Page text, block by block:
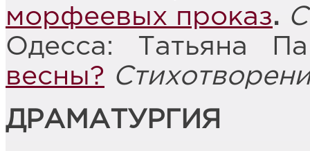
морфеевых проказ.
Одесса: Татьяна
весны?
ДРАМАТУРГИЯ